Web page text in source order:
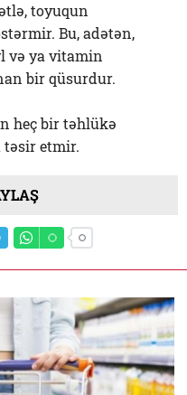
toyuqun
Bu, adətən,
və ya vitamin
bir qüsurdur.
heç bir təhlükə
təsir etmir.